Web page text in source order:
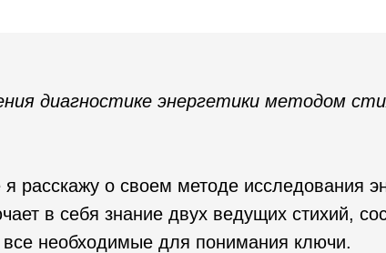
диагностике энергетики методом
расскажу о своем методе исследования
в себя знание двух ведущих стихий,
все необходимые для понимания ключи.